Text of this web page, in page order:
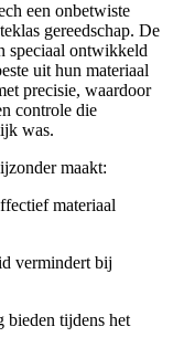
een onbetwiste
gereedschap. De
speciaal ontwikkeld
uit hun materiaal
precisie, waardoor
controle die
was.
maakt:
materiaal
vermindert bij
bieden tijdens het